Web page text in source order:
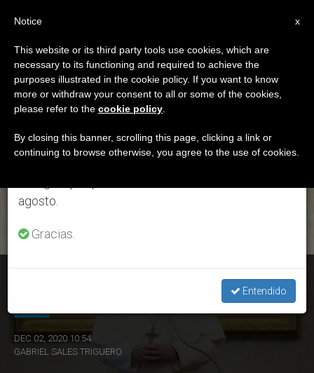
ETIQUETA
Posts Tagged
‘atentado Terrorista’
ÚLTIMAS NOTICIAS
DEC 02, 2020 10:54
GABRIEL SALES TRIGUERO
×
Aviso importante
Del 27 de julio al 7 de agosto haremos la pausa
anual, aprovechando que en el periodo de verano
se generan menos informaciones y también el
agosto.
Gracias.
Entendido
x
Notice
This website or its third party tools use cookies, which are
necessary to its functioning and required to achieve the
purposes illustrated in the cookie policy. If you want to know
more or withdraw your consent to all or some of the cookies,
please refer to the cookie policy
By closing this banner, scrolling this page, clicking a link or
continuing to browse otherwise, you agree to the use of cookies.